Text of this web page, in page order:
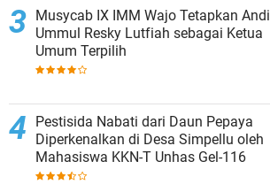
Musycab IX IMM Wajo Tetapkan Andi
Ummul Resky Lutfiah sebagai Ketua
Umum Terpilih
Pestisida Nabati dari Daun Pepaya
Diperkenalkan di Desa Simpellu oleh
Mahasiswa KKN-T Unhas Gel-116